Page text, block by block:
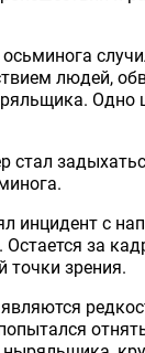
людей,
Одно
стал
инцидент с
за
точки зрения.